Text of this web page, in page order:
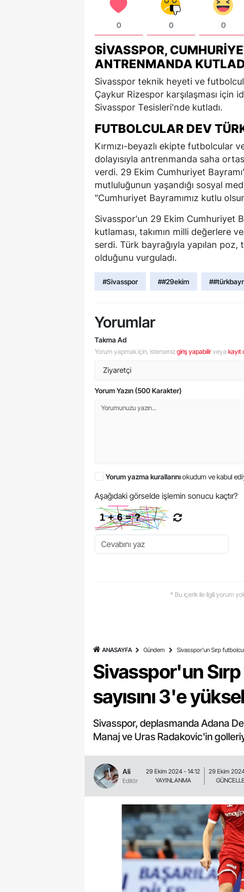
0 0 0
SIVASSPOR,
ANTRENMANDA
Sivasspor teknik heyeti ve
Çaykur Rizespor karşılaşması için
Sivasspor Tesisleri'nde kutladı.
FUTBOLCULAR DEV
Kırmızı-beyazlı ekipte futbolcular
dolayısıyla antrenmanda saha
verdi. 29 Ekim Cumhuriyet
mutluluğunun yaşandığı sosyal
"Cumhuriyet Bayramımız kutlu
Sivasspor'un 29 Ekim Cumhuriyet
kutlaması, takımın milli değerlere
serdi. Türk bayrağıyla yapılan poz,
olduğunu vurguladı.
#Sivasspor ##29ekim
Yorumlar
Takma Ad
Yorum yapmak için, istersenizgiriş yapabilirveya kayıt
Yorum Yazın (500 Karakter)
Yorum yazma kurallarınıokudum ve kabul
Aşağıdaki görselde işlemin sonucu kaçtır?
* Bu içerik ile ilgili yorum
ANASAYFA Gündem Sivasspor'un Sırp
Sivasspor'un
sayısını 3'e
Sivasspor, deplasmanda Adana
Manaj ve Uras Radakovic'in
Ali
Editör
29 Ekim 2024 - 14:12
YAYINLANMA
29 Ekim